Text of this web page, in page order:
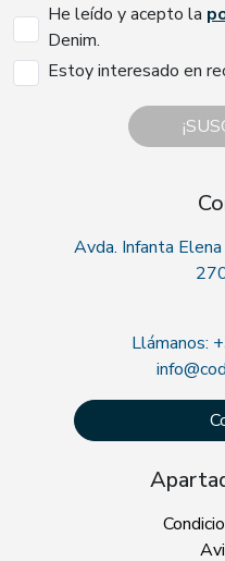
He leído y acepto la
Denim.
Estoy interesado en
Avda. Infanta
Llámanos: